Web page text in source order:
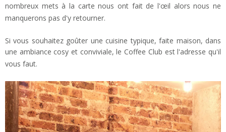
nombreux mets à la carte nous ont fait de l'œil alors nous ne
manquerons pas d'y retourner.
Si vous souhaitez goûter une cuisine typique, faite maison, dans
une ambiance cosy et conviviale, le Coffee Club est l'adresse qu'il
vous faut.